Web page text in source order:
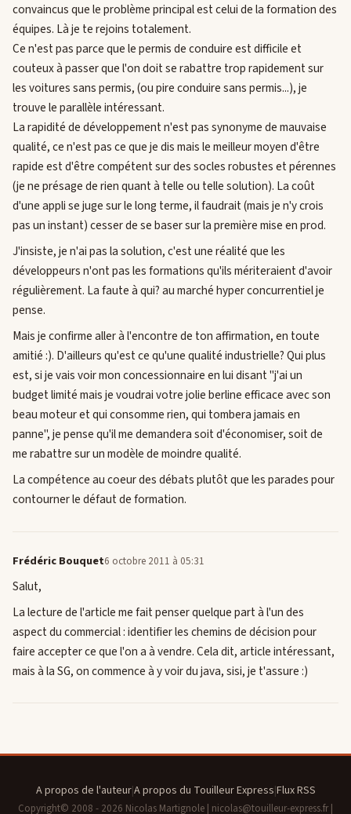
convaincus que le problème principal est celui de la formation des
équipes. Là je te rejoins totalement.
Ce n'est pas parce que le permis de conduire est difficile et
couteux à passer que l'on doit se rabattre trop rapidement sur
les voitures sans permis, (ou pire conduire sans permis...), je
trouve le parallèle intéressant.
La rapidité de développement n'est pas synonyme de mauvaise
qualité, ce n'est pas ce que je dis mais le meilleur moyen d'être
rapide est d'être compétent sur des socles robustes et pérennes
(je ne présage de rien quant à telle ou telle solution). La coût
d'une appli se juge sur le long terme, il faudrait (mais je n'y crois
pas un instant) cesser de se baser sur la première mise en prod.
J'insiste, je n'ai pas la solution, c'est une réalité que les
développeurs n'ont pas les formations qu'ils mériteraient d'avoir
régulièrement. La faute à qui? au marché hyper concurrentiel je
pense.
Mais je confirme aller à l'encontre de ton affirmation, en toute
amitié :). D'ailleurs qu'est ce qu'une qualité industrielle? Qui plus
est, si je vais voir mon concessionnaire en lui disant "j'ai un
budget limité mais je voudrai votre jolie berline efficace avec son
beau moteur et qui consomme rien, qui tombera jamais en
panne", je pense qu'il me demandera soit d'économiser, soit de
me rabattre sur un modèle de moindre qualité.
La compétence au coeur des débats plutôt que les parades pour
contourner le défaut de formation.
Frédéric Bouquet6 octobre 2011 à 05:31
Salut,
La lecture de l'article me fait penser quelque part à l'un des
aspect du commercial : identifier les chemins de décision pour
faire accepter ce que l'on a à vendre. Cela dit, article intéressant,
mais à la SG, on commence à y voir du java, sisi, je t'assure :)
A propos de l'auteur|A propos du Touilleur Express|Flux RSS
Copyright© 2008 - 2026 Nicolas Martignole | nicolas@touilleur-express.fr |